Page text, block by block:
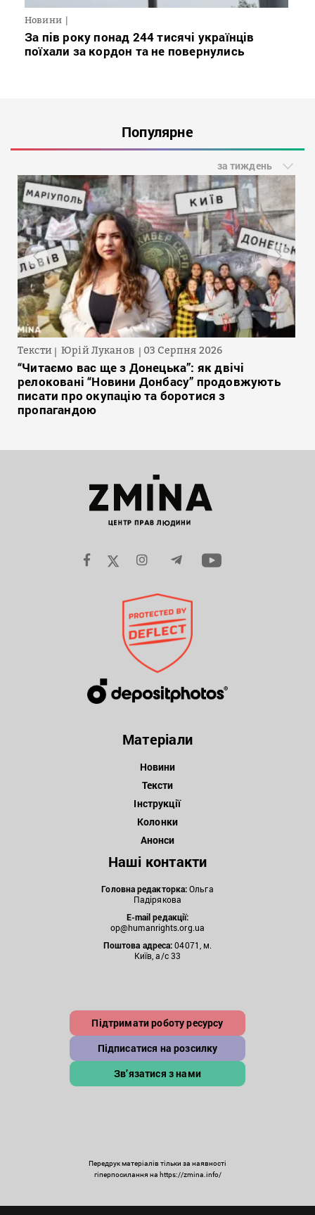
Новини
За пів року понад 244 тисячі українців
поїхали за кордон та не повернулись
Популярне
за тиждень
Тексти Юрій Луканов 03 Серпня 2026
“Читаємо вас ще з Донецька”: як двічі
релоковані “Новини Донбасу” продовжують
писати про окупацію та боротися з
пропагандою
Матеріали
Новини
Тексти
Інструкції
Колонки
Анонси
Наші контакти
Головна редакторка:Ольга
Падірякова
E-mail редакції:
op@humanrights.org.ua
Поштова адреса:04071, м.
Київ, а/с 33
Підтримати роботу ресурсу
Підписатися на розсилку
Зв’язатися з нами
Передрук матеріалів тільки за наявності
гіперпосилання на https://zmina.info/